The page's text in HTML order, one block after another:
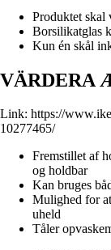
Produktet skal
Borsilikatglas
Kun én skål
VÄRDERA
Link: https://
10277465/
Fremstillet af
og holdbar
Kan bruges
Mulighed for
uheld
Tåler